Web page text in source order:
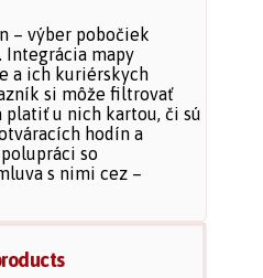
– výber pobočiek
Integrácia mapy
a ich kuriérskych
si môže filtrovať
platiť u nich kartou, či sú
hodín a
so
s nimi cez –